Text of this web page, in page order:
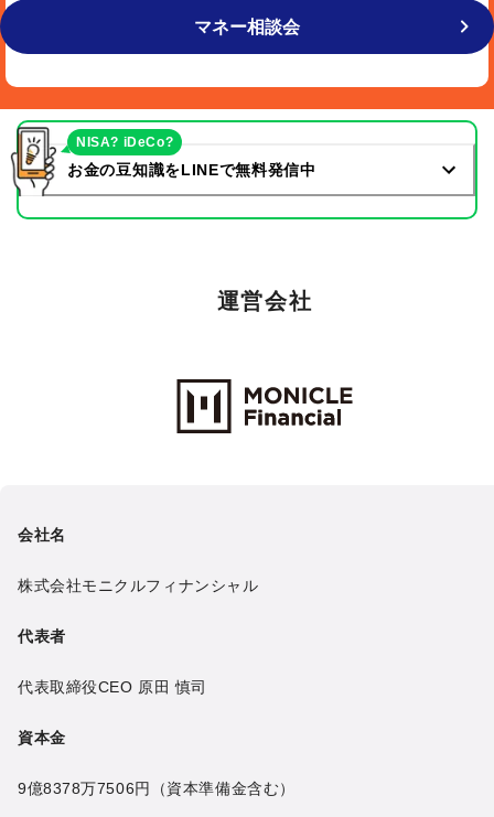
マネー相談会
お金の豆知識をLINEで無料発信中
NISA? iDeCo?
運営会社
Monicle Financial Inc.
会社名
株式会社モニクルフィナンシャル
代表者
代表取締役CEO 原田 慎司
資本金
9億8378万7506円 （資本準備金含む）